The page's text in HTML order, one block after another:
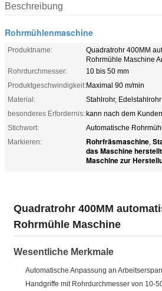
Beschreibung
Rohrmühlenmaschine
Produktname:
Quadratrohr 400MM
Rohrmühle Maschine
Rohrdurchmesser:
10 bis 50 mm
Produktgeschwindigkeit:Maximal 90 m/min
Material:
Stahlrohr, Edelstahlrohr
besonderes Erfordernis:kann nach dem
Stichwort:
Automatische
Markieren:
Rohrfräsmaschine,
das Maschine herstellt
Maschine zur
Quadratrohr 400MM
Rohrmühle Maschine
Wesentliche Merkmale
Automatische Anpassung an
Handgriffe mit Rohrdurchmesser von 10-